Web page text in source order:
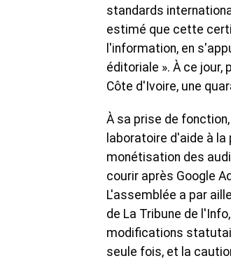
standards
estimé que cette
l'information, en
éditoriale ». À ce
Côte d'Ivoire, une
À sa prise de
laboratoire d'aide à
monétisation des
courir après Google
L'assemblée a par
de La Tribune de
modifications
seule fois, et la